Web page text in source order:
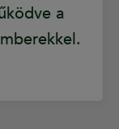
a